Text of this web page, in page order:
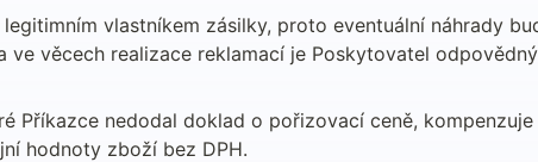
vlastníkem zásilky, proto eventuální náhrady
ve věcech realizace reklamací je Poskytovatel
Příkazce nedodal doklad o pořizovací ceně, kompenzuje
hodnoty zboží bez DPH.